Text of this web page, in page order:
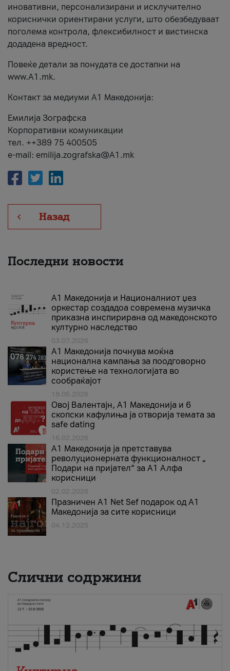
иновативни, персонализирани и исклучително
кориснички ориентирани услуги, што обезбедуваат
поголема контрола, флексибилност и вистинска
додадена вредност.
Повеќе детали за понудата се достапни на
www.А1.mk.
Контакт за медиуми А1 Македонија:
Емилија Зографска
Корпоративни комуникации
тел. ++389 75 400505
e-mail: emilija.zografska@A1.mk
Назад
Последни новости
А1 Македонија и Националниот џез
оркестар создадоа современа музичка
приказна инспирирана од македонското
културно наследство
03.07.2026
A1 Македонија почнува моќна
национална кампања за поодговорно
користење на технологијата во
сообраќајот
18.05.2026
Овој Валентајн, A1 Македонија и 6
скопски кафулиња ја отворија темата за
safe dating
16.02.2026
А1 Македонија ја претставува
револуционерната функционалност „
Подари на пријател“ за А1 Алфа
корисници
02.02.2026
Празничен A1 Net Sеf подарок од А1
Македонија за сите корисници
04.12.2025
Слични содржини